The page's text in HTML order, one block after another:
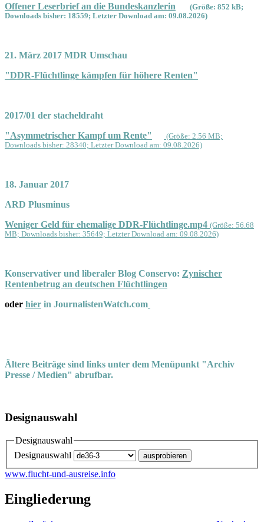
Offener Leserbrief an die Bundeskanzlerin
(Größe: 852 kB;
Downloads bisher: 18559; Letzter Download am: 09.08.2026)
21. März 2017 MDR Umschau
"DDR-Flüchtlinge kämpfen für höhere Renten"
2017/01 der stacheldraht
"Asymmetrischer Kampf um Rente"
(Größe: 2.56 MB;
Downloads bisher: 28340; Letzter Download am: 09.08.2026)
18. Januar 2017
ARD Plusminus
Weniger Geld für ehemalige DDR-Flüchtlinge.mp4 (Größe: 56.68
MB; Downloads bisher: 35649; Letzter Download am: 09.08.2026)
Konservativer und liberaler Blog Conservo: Zynischer
Rentenbetrug an deutschen Flüchtlingen
oder hier in JournalistenWatch.com
Ältere Beiträge sind links unter dem Menüpunkt "Archiv
Presse / Medien" abrufbar.
Designauswahl
Designauswahl
Designauswahl
www.flucht-und-ausreise.info
Eingliederung